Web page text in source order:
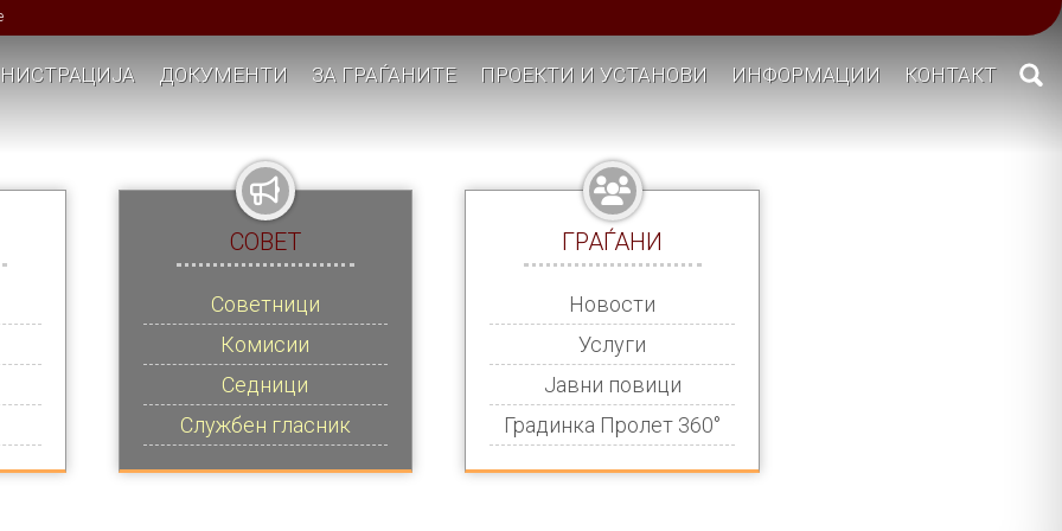
ДОКУМЕНТИ ЗА ГРАЃАНИТЕ ПРОЕКТИ И УСТАНОВИ ИНФОРМАЦИИ КОНТАКТ
СОВЕТ
Советници
Комисии
Седници
Службен гласник
ГРАЃАНИ
Новости
Услуги
Јавни повици
Градинка Пролет 360°